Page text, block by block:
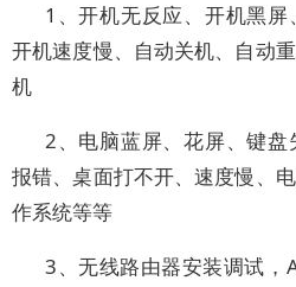
1、开机无反应、开机黑屏
开机速度慢、自动关机、自动
机
2、电脑蓝屏、花屏、键
报错、桌面打不开、速度慢、
作系统等等
3、无线路由器安装调试，